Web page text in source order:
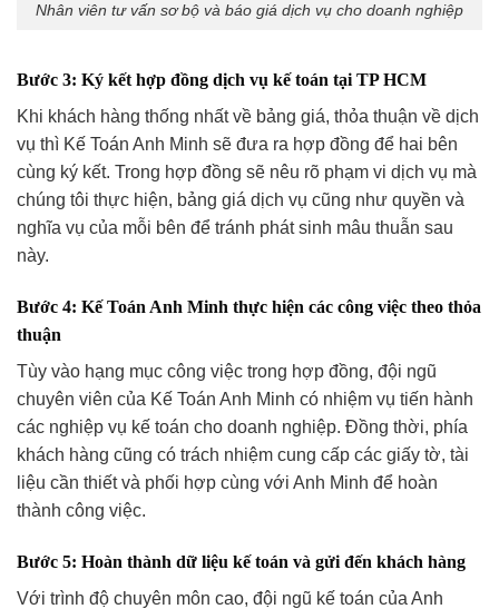
Nhân viên tư vấn sơ bộ và báo giá dịch vụ cho doanh nghiệp
Bước 3: Ký kết hợp đồng dịch vụ kế toán tại TP HCM
Khi khách hàng thống nhất về bảng giá, thỏa thuận về dịch
vụ thì Kế Toán Anh Minh sẽ đưa ra hợp đồng để hai bên
cùng ký kết. Trong hợp đồng sẽ nêu rõ phạm vi dịch vụ mà
chúng tôi thực hiện, bảng giá dịch vụ cũng như quyền và
nghĩa vụ của mỗi bên để tránh phát sinh mâu thuẫn sau
này.
Bước 4: Kế Toán Anh Minh thực hiện các công việc theo thỏa
thuận
Tùy vào hạng mục công việc trong hợp đồng, đội ngũ
chuyên viên của Kế Toán Anh Minh có nhiệm vụ tiến hành
các nghiệp vụ kế toán cho doanh nghiệp. Đồng thời, phía
khách hàng cũng có trách nhiệm cung cấp các giấy tờ, tài
liệu cần thiết và phối hợp cùng với Anh Minh để hoàn
thành công việc.
Bước 5: Hoàn thành dữ liệu kế toán và gửi đến khách hàng
Với trình độ chuyên môn cao, đội ngũ kế toán của Anh